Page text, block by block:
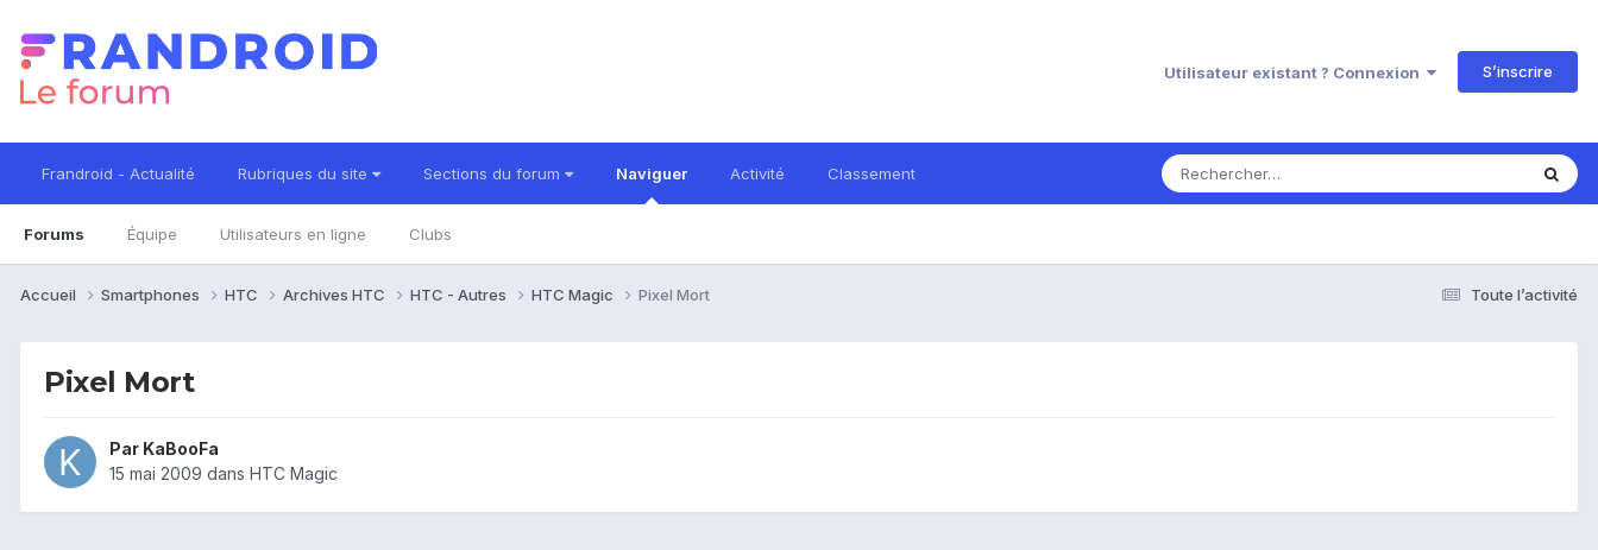
Utilisateur existant ? Connexion S’inscrire
Frandroid - Actualité Rubriques du site Sections du forum Naviguer
Forums Équipe Utilisateurs en ligne Clubs
Activité Classement
Toute l’activité
Accueil Smartphones HTC Archives HTC HTC - Autres HTC Magic Pixel Mort
Pixel Mort
Par KaBooFa
15 mai 2009 dans HTC Magic